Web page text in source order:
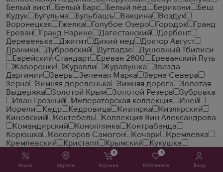
Акции Адреса
0
Корзина
0
Избранное Вход
Белый аист
Белый Барс Белый лёд Берикони
Беш
Кудук
Бугульма Бульбашъ Вакцина
Воздух
Воронецкая
Гжелка Голубое Озеро Городок
Гранд
Ереван
Гранд Нарине Дагестанский
Дербент
Деревенька
Джигит Дикий мед
Доктор Август
Драники
Дубровский Дугладзе
Душевный Тбилиси
Еврейский Стандарт
Ереван 2800
Ереванский Путь
Жаворонки
Журавли Журавушка
Звезда
Даргинии
Зверь Зеленая Марка
Зерна Севера
Зерно
Зимняя деревенька Зимняя дорога
Золотая
Выдержка
Золотой Крым Золотой Резерв
Зубровка
Иван Грозный
Императорская коллекция
Иней
Иорели
Кедр Кедровица Кизлярка
Кизлярский
Киновский
Коктебель
Коллекция Вин Александрова
Командирский
Коноплянка
Контрабанда
Корюшка
Косогоров Самогон Кочари
Кремлевка
Кремлевский
Кристалл Крымский
Кукушка
Ламоника
Легенда Армении
Легенда Кремля
Лезгинка
Лесная Мороша Маруся
Медная
лошадка
Методъ Мурава Мягков Налибоки